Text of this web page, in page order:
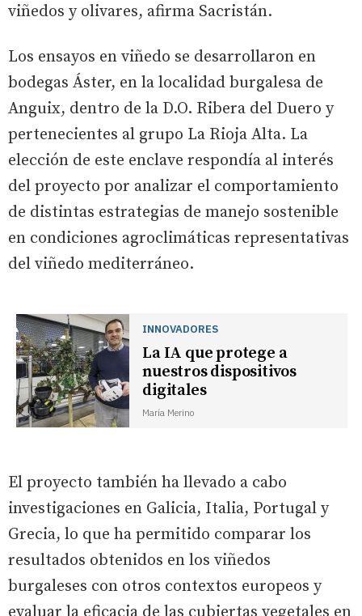
viñedos y olivares, afirma Sacristán.
Los ensayos en viñedo se desarrollaron en
bodegas Áster, en la localidad burgalesa de
Anguix, dentro de la D.O. Ribera del Duero y
pertenecientes al grupo La Rioja Alta. La
elección de este enclave respondía al interés
del proyecto por analizar el comportamiento
de distintas estrategias de manejo sostenible
en condiciones agroclimáticas representativas
del viñedo mediterráneo.
INNOVADORES
La IA que protege a
nuestros dispositivos
digitales
María Merino
El proyecto también ha llevado a cabo
investigaciones en Galicia, Italia, Portugal y
Grecia, lo que ha permitido comparar los
resultados obtenidos en los viñedos
burgaleses con otros contextos europeos y